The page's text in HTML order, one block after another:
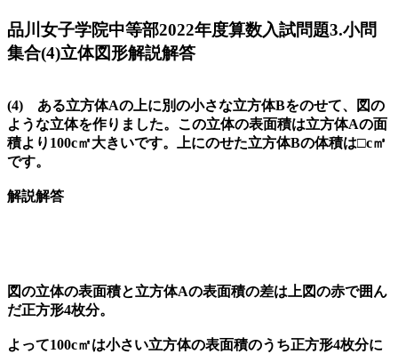
品川女子学院中等部2022年度算数入試問題3.小問
集合(4)立体図形解説解答
(4) ある立方体Aの上に別の小さな立方体Bをのせて、図の
ような立体を作りました。この立体の表面積は立方体Aの面
積より100c㎡大きいです。上にのせた立方体Bの体積は□c㎥
です。
解説解答
図の立体の表面積と立方体Aの表面積の差は上図の赤で囲ん
だ正方形4枚分。
よって100c㎡は小さい立方体の表面積のうち正方形4枚分に